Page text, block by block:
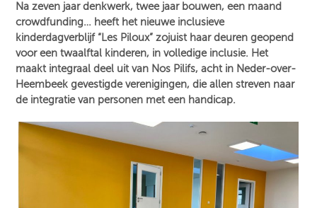
Na zeven jaar denkwerk, twee jaar bouwen, een maand
crowdfunding… heeft het nieuwe inclusieve
kinderdagverblijf “Les Piloux” zojuist haar deuren geopend
voor een twaalftal kinderen, in volledige inclusie. Het
maakt integraal deel uit van Nos Pilifs, acht in Neder-over-
Heembeek gevestigde verenigingen, die allen streven naar
de integratie van personen met een handicap.